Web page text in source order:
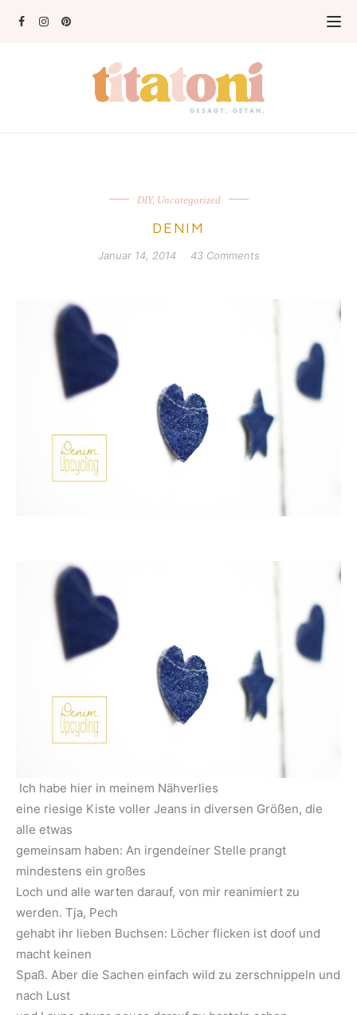
DIY, Uncategorized
DENIM
Januar 14, 2014 43 Comments
Ich habe hier in meinem Nähverlies
eine riesige Kiste voller Jeans in diversen Größen, die
alle etwas
gemeinsam haben: An irgendeiner Stelle prangt
mindestens ein großes
Loch und alle warten darauf, von mir reanimiert zu
werden. Tja, Pech
gehabt ihr lieben Buchsen: Löcher flicken ist doof und
macht keinen
Spaß. Aber die Sachen einfach wild zu zerschnippeln und
nach Lust